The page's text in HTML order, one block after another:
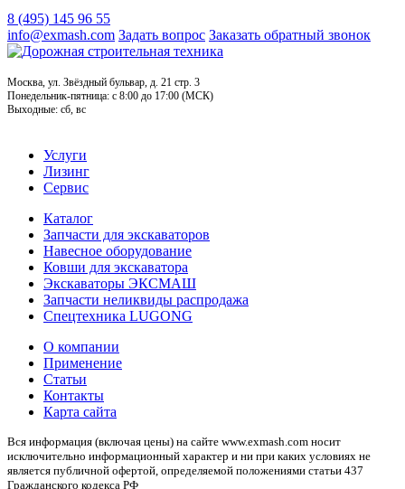
8 (495) 145 96 55
info@exmash.com Задать вопрос Заказать обратный звонок
Москва, ул. Звёздный бульвар, д. 21 стр. 3
Понедельник-пятница: c 8:00 до 17:00 (МСК)
Выходные: сб, вс
Услуги
Лизинг
Сервис
Каталог
Запчасти для экскаваторов
Навесное оборудование
Ковши для экскаватора
Экскаваторы ЭКСМАШ
Запчасти неликвиды распродажа
Спецтехника LUGONG
О компании
Применение
Статьи
Контакты
Карта сайта
Вся информация (включая цены) на сайте www.exmash.com носит
исключительно информационный характер и ни при каких условиях не
является публичной офертой, определяемой положениями статьи 437
Гражданского кодекса РФ